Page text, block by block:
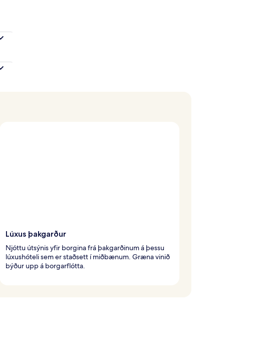
Lúxus þakgarður
Njóttu útsýnis yfir borgina frá þakgarðinum á þessu
lúxushóteli sem er staðsett í miðbænum. Græna vinið
býður upp á borgarflótta.